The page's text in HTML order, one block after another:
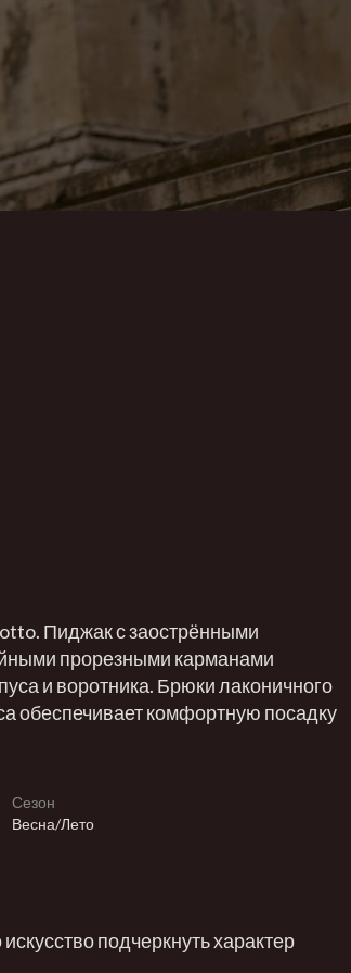
Пиджак с заострёнными
прорезными карманами
и воротника. Брюки лаконичного
обеспечивает комфортную посадку
Сезон
Весна/Лето
подчеркнуть характер